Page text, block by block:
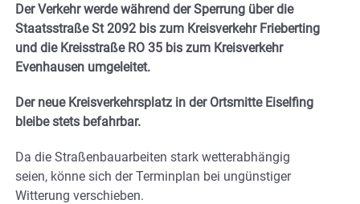
Der Verkehr werde während der Sperrung über die
Staatsstraße St 2092 bis zum Kreisverkehr Frieberting
und die Kreisstraße RO 35 bis zum Kreisverkehr
Evenhausen umgeleitet.
Der neue Kreisverkehrsplatz in der Ortsmitte Eiselfing
bleibe stets befahrbar.
Da die Straßenbauarbeiten stark wetterabhängig
seien, könne sich der Terminplan bei ungünstiger
Witterung verschieben.